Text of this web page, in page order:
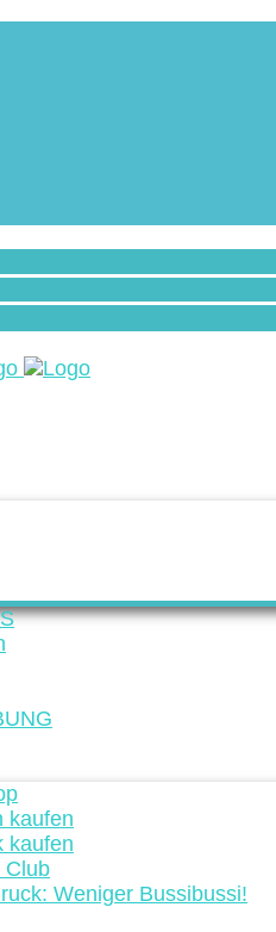
kaufen
kaufen
Club
Weniger Bussibussi!